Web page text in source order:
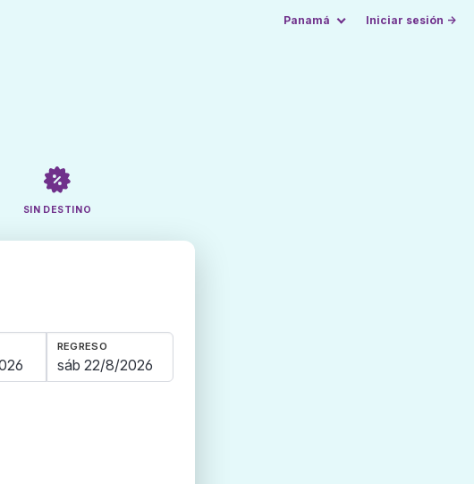
Panamá Iniciar sesión →
SIN DESTINO
REGRESO